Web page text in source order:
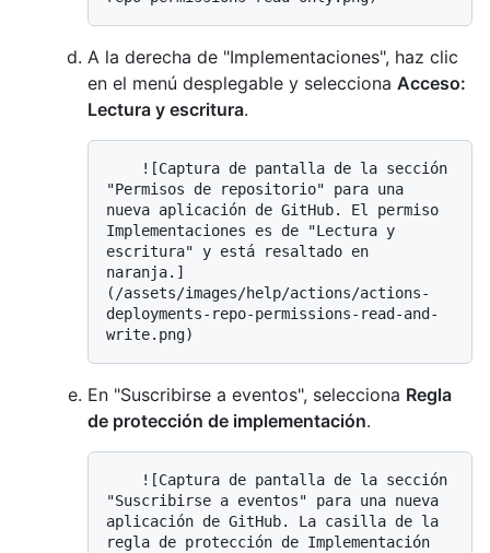
A la derecha de "Implementaciones", haz clic
en el menú desplegable y selecciona Acceso:
Lectura y escritura.
"Permisos de repositorio" para una
nueva aplicación de GitHub. El permiso
Implementaciones es de "Lectura y
escritura" y está resaltado en
naranja.]
(/assets/images/help/actions/actions-
deployments-repo-permissions-read-and-
En "Suscribirse a eventos", selecciona Regla
de protección de implementación.
"Suscribirse a eventos" para una nueva
aplicación de GitHub. La casilla de la
regla de protección de Implementación